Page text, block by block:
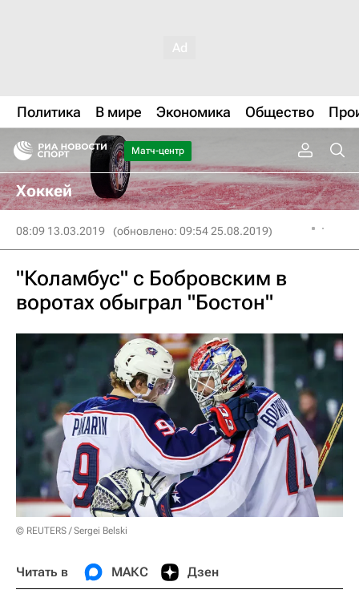
Политика В мире Экономика Общество
Матч-центр
Хоккей
08:09 13.03.2019 (обновлено: 09:54 25.08.2019)
"Коламбус" с Бобровским в
воротах обыграл "Бостон"
© REUTERS / Sergei Belski
Читать в МАКС Дзен